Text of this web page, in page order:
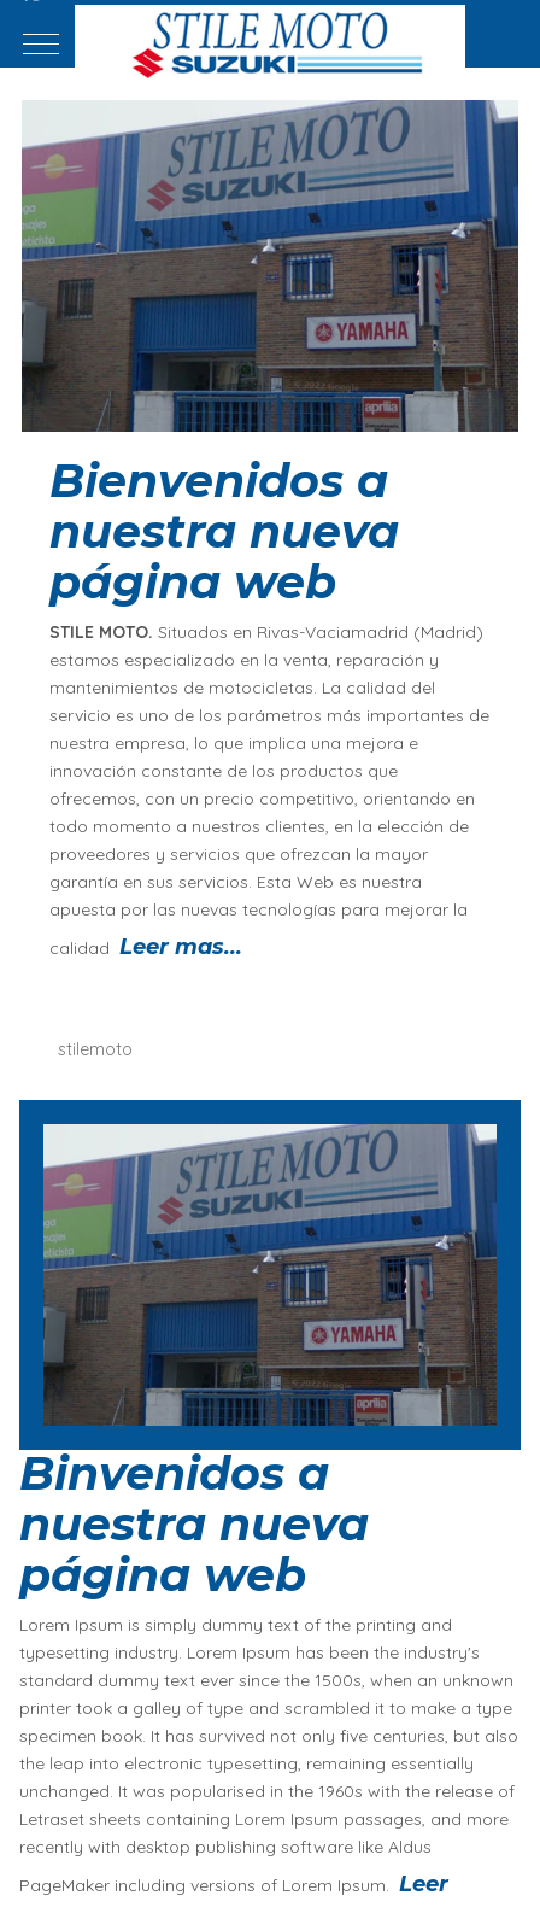
Mobile Menu Toggle
Llámenos Donde Localizarnos
Bienvenidos a
nuestra nueva
página web
STILE MOTO.Situados en Rivas-Vaciamadrid (Madrid)
estamos especializado en la venta, reparación y
mantenimientos de motocicletas. La calidad del
servicio es uno de los parámetros más importantes de
nuestra empresa, lo que implica una mejora e
innovación constante de los productos que
ofrecemos, con un precio competitivo, orientando en
todo momento a nuestros clientes, en la elección de
proveedores y servicios que ofrezcan la mayor
garantía en sus servicios. Esta Web es nuestra
apuesta por las nuevas tecnologías para mejorar la
calidadLeer mas...
stilemoto
Binvenidos a
nuestra nueva
página web
Lorem Ipsum is simply dummy text of the printing and
typesetting industry. Lorem Ipsum has been the industry's
standard dummy text ever since the 1500s, when an unknown
printer took a galley of type and scrambled it to make a type
specimen book. It has survived not only five centuries, but also
the leap into electronic typesetting, remaining essentially
unchanged. It was popularised in the 1960s with the release of
Letraset sheets containing Lorem Ipsum passages, and more
recently with desktop publishing software like Aldus
PageMaker including versions of Lorem Ipsum.Leer